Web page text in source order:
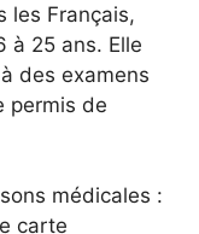
les Français,
à 25 ans. Elle
des examens
permis de
médicales :
carte